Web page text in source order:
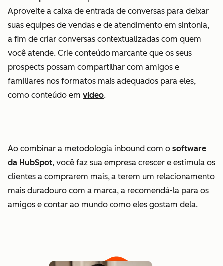
Aproveite a caixa de entrada de conversas para deixar
suas equipes de vendas e de atendimento em sintonia,
a fim de criar conversas contextualizadas com quem
você atende. Crie conteúdo marcante que os seus
prospects possam compartilhar com amigos e
familiares nos formatos mais adequados para eles,
como conteúdo em vídeo.
Ao combinar a metodologia inbound com o software
da HubSpot, você faz sua empresa crescer e estimula os
clientes a comprarem mais, a terem um relacionamento
mais duradouro com a marca, a recomendá-la para os
amigos e contar ao mundo como eles gostam dela.